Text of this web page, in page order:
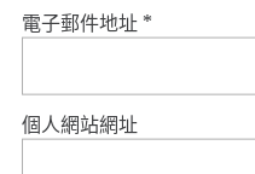
電子郵件地址 *
個人網站網址